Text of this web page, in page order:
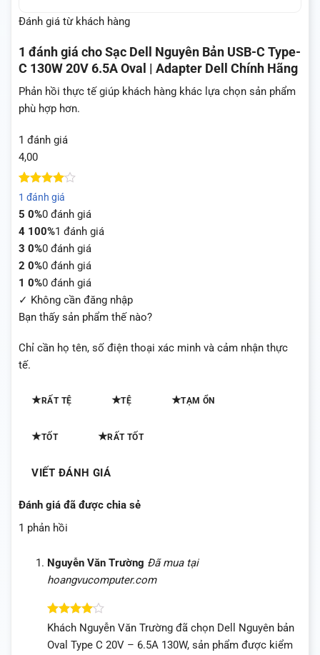
Đánh giá từ khách hàng
1 đánh giá choSạc Dell Nguyên Bản USB-C Type-
C 130W 20V 6.5A Oval | Adapter Dell Chính Hãng
Phản hồi thực tế giúp khách hàng khác lựa chọn sản phẩm
phù hợp hơn.
1 đánh giá
4,00
4 trên 5
dựa trên
1
đánh giá
1 đánh giá
5 0%0 đánh giá
4 100%1 đánh giá
3 0%0 đánh giá
2 0%0 đánh giá
1 0%0 đánh giá
✓ Không cần đăng nhập
Bạn thấy sản phẩm thế nào?
Chỉ cần họ tên, số điện thoại xác minh và cảm nhận thực
tế.
★RẤT TỆ ★TỆ ★TẠM ỔN
★TỐT ★RẤT TỐT
VIẾT ĐÁNH GIÁ
Đánh giá đã được chia sẻ
1 phản hồi
Nguyễn Văn Trường Đã mua tại
hoangvucomputer.com
Được
xếp hạng
45 sao
Khách Nguyễn Văn Trường đã chọn Dell Nguyên bản
Oval Type C 20V – 6.5A 130W, sản phẩm được kiểm